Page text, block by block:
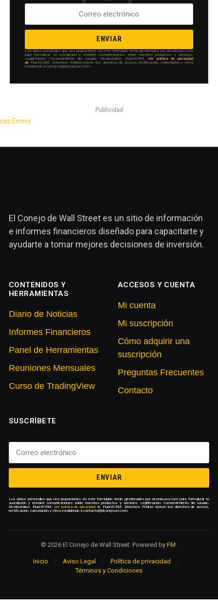
ENVIAR
Los datos personales que nos proporciones en este formulario serán gestionados por elconejows.com
para formalizar tu suscripción y enviarte comunicaciones sobre nuestros productos y servicios.
Legitimación: Consentimiento del usuario. Destinatarios: FluentCRM.
Ver política de privacidad
de FluentCRM. Derechos: Podrás ejercer tus derechos de acceso, rectificación, cancelación y otros
escribiendo a contacto@elconejows.com.
Publicidad
El Conejo de Wall Street es un sitio de información
e informes financieros diseñado para capacitarte y
ayudarte a tomar mejores decisiones de inversión.
CONTENIDOS Y
HERRAMIENTAS
Diario de Noticias
Informes Financieros
Panel de Herramientas
Reuniones Mensuales
Curso de TradingView
ACCESOS Y CUENTA
Mi cuenta
Mi suscripción
Cómo adquirir una
suscripción
Preguntas Frecuentes
Contacto
SUSCRÍBETE
ENVIAR
Los datos personales que nos proporciones en este formulario serán gestionados por elconejows.com para formalizar tu
suscripción y enviarte comunicaciones sobre nuestros productos y servicios. Legitimación: Consentimiento del usuario.
Destinatarios: FluentCRM.
Ver política de privacidad de FluentCRM. Derechos: Podrás ejercer tus derechos de acceso,
rectificación, cancelación y otros escribiendo a contacto@elconejows.com.
© 2026 El Conejo de Wall Street. Powered by FM
Inicio Aviso Legal
Política de privacidad
Términos y Condiciones